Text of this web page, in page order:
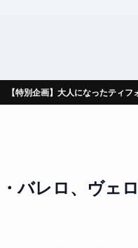
【特別企画】大人になったティ
バレロ、ヴェ